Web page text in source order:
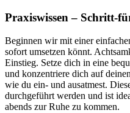
Praxiswissen – Schritt-
Beginnen wir mit einer
sofort umsetzen könnt.
Einstieg. Setze dich in eine
und konzentriere dich auf
wie du ein- und ausatmest.
durchgeführt werden und ist
abends zur Ruhe zu kommen.